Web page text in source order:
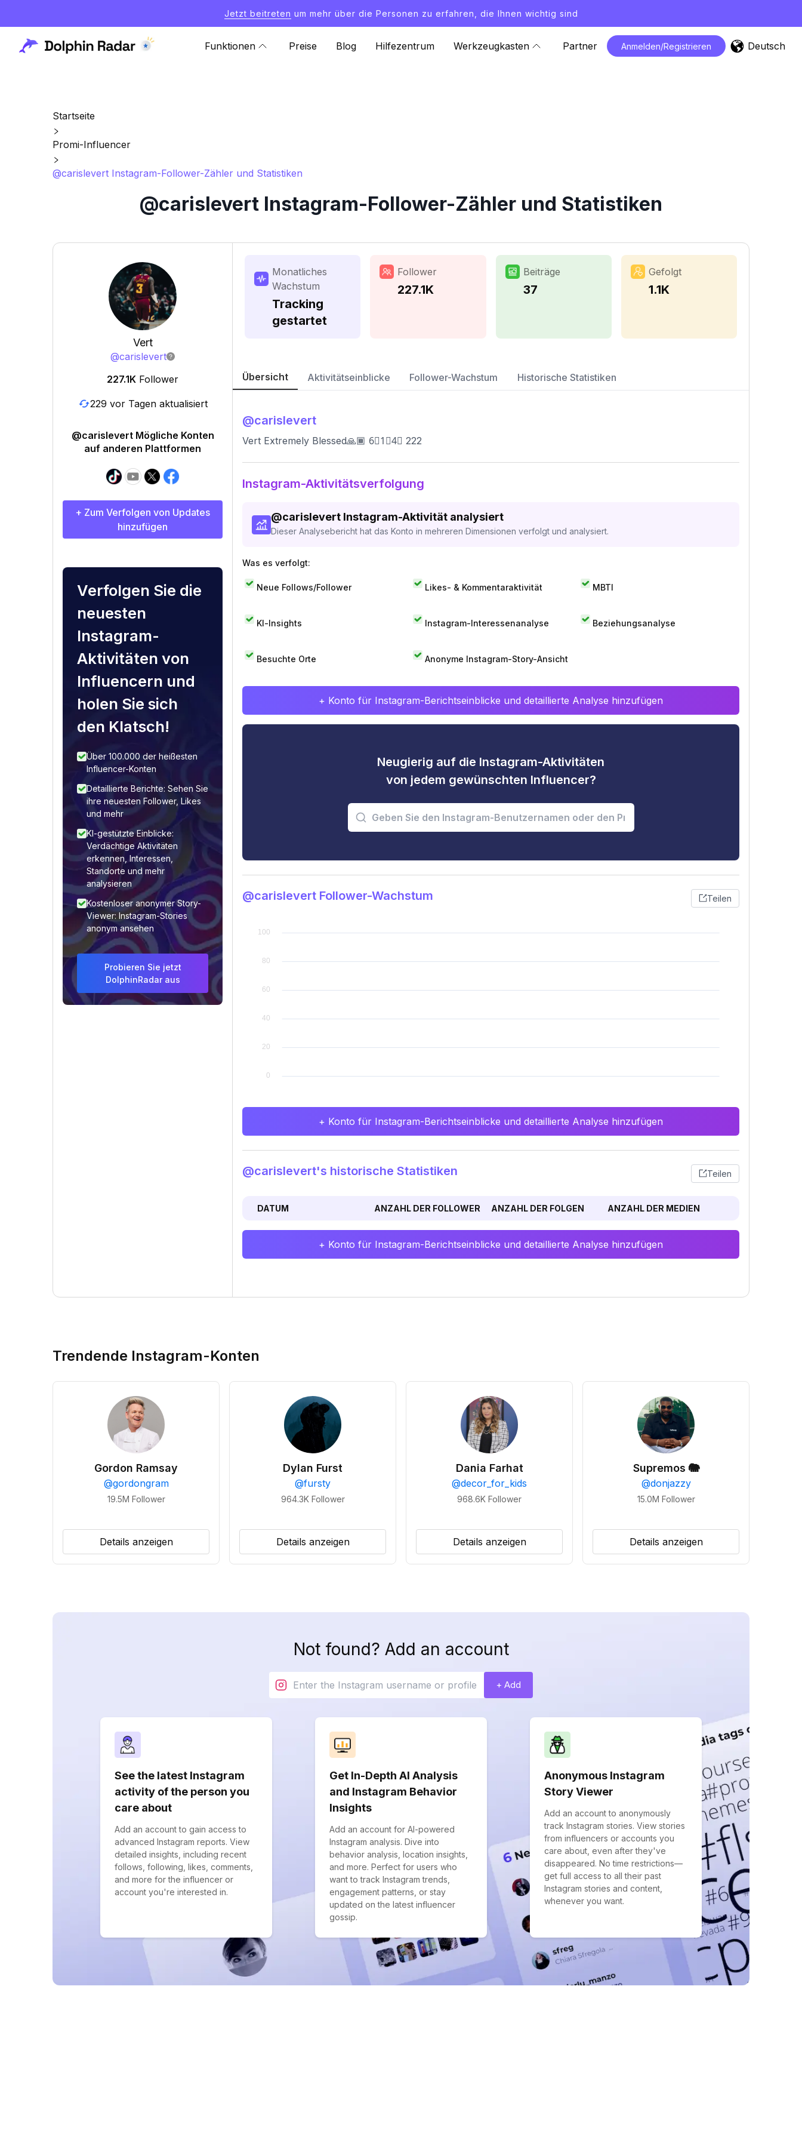
Jetzt beitreten um mehr über die Personen zu erfahren, die Ihnen wichtig sind
Funktionen Preise Blog Hilfezentrum Werkzeugkasten Partner Anmelden/Registrieren Deutsch
Startseite
Promi-Influencer
@carislevert Instagram-Follower-Zähler und Statistiken
@carislevert Instagram-Follower-Zähler und Statistiken
Vert
@carislevert
227.1K Follower
229 vor Tagen aktualisiert
@carislevert Mögliche Konten
auf anderen Plattformen
+ Zum Verfolgen von Updates
hinzufügen
Verfolgen Sie die
neuesten
Instagram-
Aktivitäten von
Influencern und
holen Sie sich
den Klatsch!
Über 100.000 der heißesten
Influencer-Konten
Detaillierte Berichte: Sehen Sie
ihre neuesten Follower, Likes
und mehr
KI-gestützte Einblicke:
Verdächtige Aktivitäten
erkennen, Interessen,
Standorte und mehr
analysieren
Kostenloser anonymer Story-
Viewer: Instagram-Stories
anonym ansehen
Probieren Sie jetzt
DolphinRadar aus
Monatliches
Wachstum
Tracking
gestartet
Follower
227.1K
Beiträge
37
Gefolgt
1.1K
Übersicht Aktivitätseinblicke Follower-Wachstum Historische Statistiken
@carislevert
Vert Extremely Blessed🙏🏾 6⃣1⃣4⃣ 222
Instagram-Aktivitätsverfolgung
@carislevert Instagram-Aktivität analysiert
Dieser Analysebericht hat das Konto in mehreren Dimensionen verfolgt und analysiert.
Was es verfolgt:
Neue Follows/Follower Likes- & Kommentaraktivität MBTI
KI-Insights Instagram-Interessenanalyse Beziehungsanalyse
Besuchte Orte Anonyme Instagram-Story-Ansicht
+ Konto für Instagram-Berichtseinblicke und detaillierte Analyse hinzufügen
Neugierig auf die Instagram-Aktivitäten
von jedem gewünschten Influencer?
@carislevert Follower-Wachstum Teilen
+ Konto für Instagram-Berichtseinblicke und detaillierte Analyse hinzufügen
@carislevert's historische Statistiken Teilen
DATUM ANZAHL DER FOLLOWER ANZAHL DER FOLGEN ANZAHL DER MEDIEN
+ Konto für Instagram-Berichtseinblicke und detaillierte Analyse hinzufügen
Trendende Instagram-Konten
Gordon Ramsay
@gordongram
19.5M Follower
Details anzeigen
Dylan Furst
@fursty
964.3K Follower
Details anzeigen
Dania Farhat
@decor_for_kids
968.6K Follower
Details anzeigen
Supremos 🐘
@donjazzy
15.0M Follower
Details anzeigen
Not found? Add an account
+ Add
See the latest Instagram
activity of the person you
care about
Add an account to gain access to
advanced Instagram reports. View
detailed insights, including recent
follows, following, likes, comments,
and more for the influencer or
account you're interested in.
Get In-Depth AI Analysis
and Instagram Behavior
Insights
Add an account for AI-powered
Instagram analysis. Dive into
behavior analysis, location insights,
and more. Perfect for users who
want to track Instagram trends,
engagement patterns, or stay
updated on the latest influencer
gossip.
Anonymous Instagram
Story Viewer
Add an account to anonymously
track Instagram stories. View stories
from influencers or accounts you
care about, even after they've
disappeared. No time restrictions—
get full access to all their past
Instagram stories and content,
whenever you want.